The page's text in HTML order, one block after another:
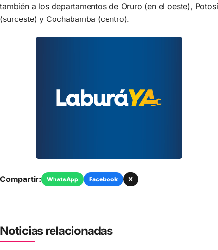
también a los departamentos de Oruro (en el oeste), Potosí
(suroeste) y Cochabamba (centro).
Compartir: WhatsApp Facebook X
Noticias relacionadas